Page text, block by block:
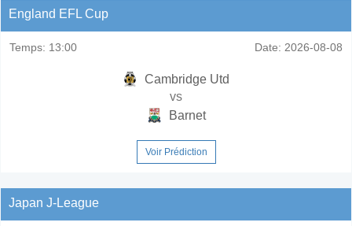
England EFL Cup
Temps: 13:00 Date: 2026-08-08
Cambridge Utd
vs
Barnet
Voir Prédiction
Japan J-League